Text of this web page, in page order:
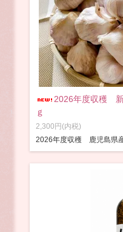
2026年度収穫
ｇ
2,300円(内税)
2026年度収穫 鹿児島県